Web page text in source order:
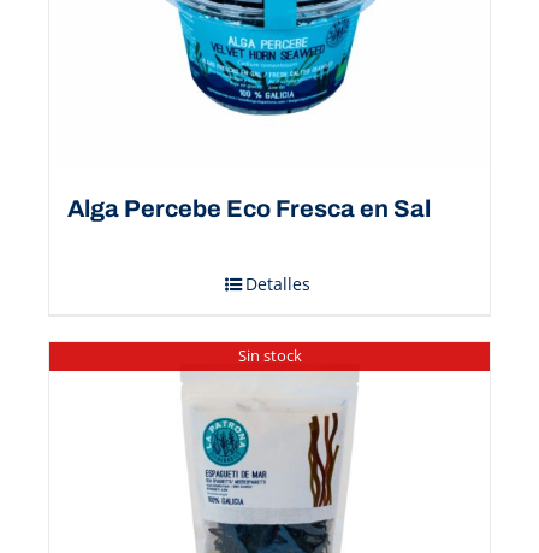
Alga Percebe Eco Fresca en Sal
Detalles
Sin stock